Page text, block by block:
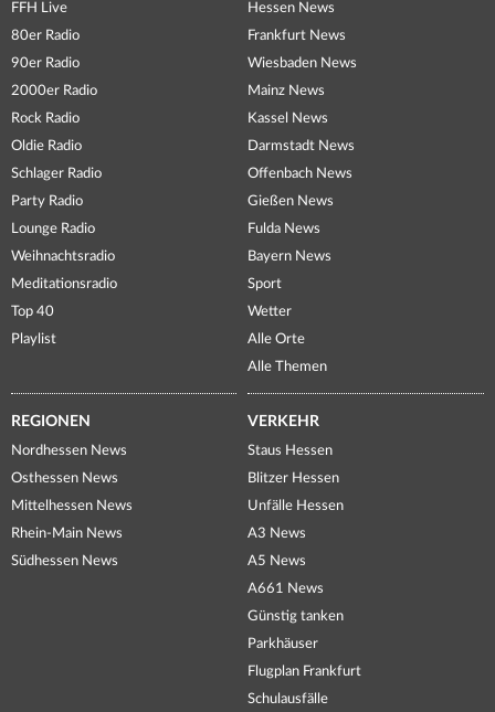
FFH Live
80er Radio
90er Radio
2000er Radio
Rock Radio
Oldie Radio
Schlager Radio
Party Radio
Lounge Radio
Weihnachtsradio
Meditationsradio
Top 40
Playlist
Hessen News
Frankfurt News
Wiesbaden News
Mainz News
Kassel News
Darmstadt News
Offenbach News
Gießen News
Fulda News
Bayern News
Sport
Wetter
Alle Orte
Alle Themen
REGIONEN
Nordhessen News
Osthessen News
Mittelhessen News
Rhein-Main News
Südhessen News
VERKEHR
Staus Hessen
Blitzer Hessen
Unfälle Hessen
A3 News
A5 News
A661 News
Günstig tanken
Parkhäuser
Flugplan Frankfurt
Schulausfälle